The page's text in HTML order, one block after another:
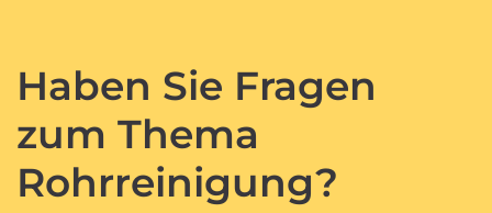
Haben Sie Fragen
zum Thema
Rohrreinigung?